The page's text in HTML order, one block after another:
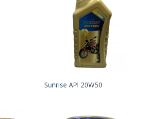
Sunrise API 20W50